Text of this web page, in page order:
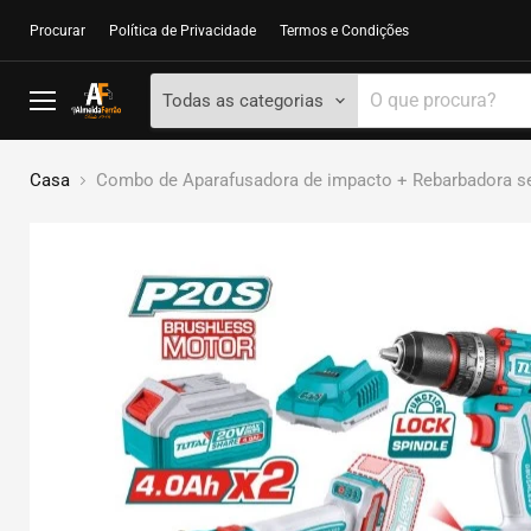
Procurar Política de Privacidade Termos e Condições
Menu
Todas as categorias
Casa
Combo de Aparafusadora de impacto + Rebarbadora